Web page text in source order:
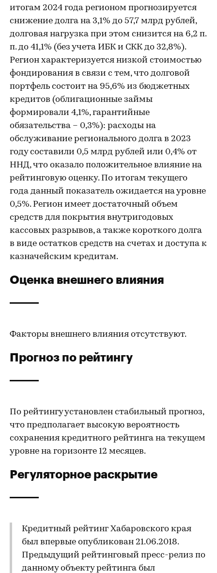
итогам 2024 года регионом прогнозируется
снижение долга на 3,1% до 57,7 млрд рублей,
долговая нагрузка при этом снизится на 6,2 п.
п. до 41,1% (без учета ИБК и СКК до 32,8%).
Регион характеризуется низкой стоимостью
фондирования в связи с тем, что долговой
портфель состоит на 95,6% из бюджетных
кредитов (облигационные займы
формировали 4,1%, гарантийные
обязательства – 0,3%): расходы на
обслуживание регионального долга в 2023
году составили 0,5 млрд рублей или 0,4% от
ННД, что оказало положительное влияние на
рейтинговую оценку. По итогам текущего
года данный показатель ожидается на уровне
0,5%. Регион имеет достаточный объем
средств для покрытия внутригодовых
кассовых разрывов, а также короткого долга
в виде остатков средств на счетах и доступа к
казначейским кредитам.
Оценка внешнего влияния
Факторы внешнего влияния отсутствуют.
Прогноз по рейтингу
По рейтингу установлен стабильный прогноз,
что предполагает высокую вероятность
сохранения кредитного рейтинга на текущем
уровне на горизонте 12 месяцев.
Регуляторное раскрытие
Кредитный рейтинг Хабаровского края
был впервые опубликован 21.06.2018.
Предыдущий рейтинговый пресс-релиз по
данному объекту рейтинга был